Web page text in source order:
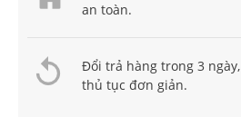
an toàn.
Đổi trả hàng trong 3 ngày,
thủ tục đơn giản.